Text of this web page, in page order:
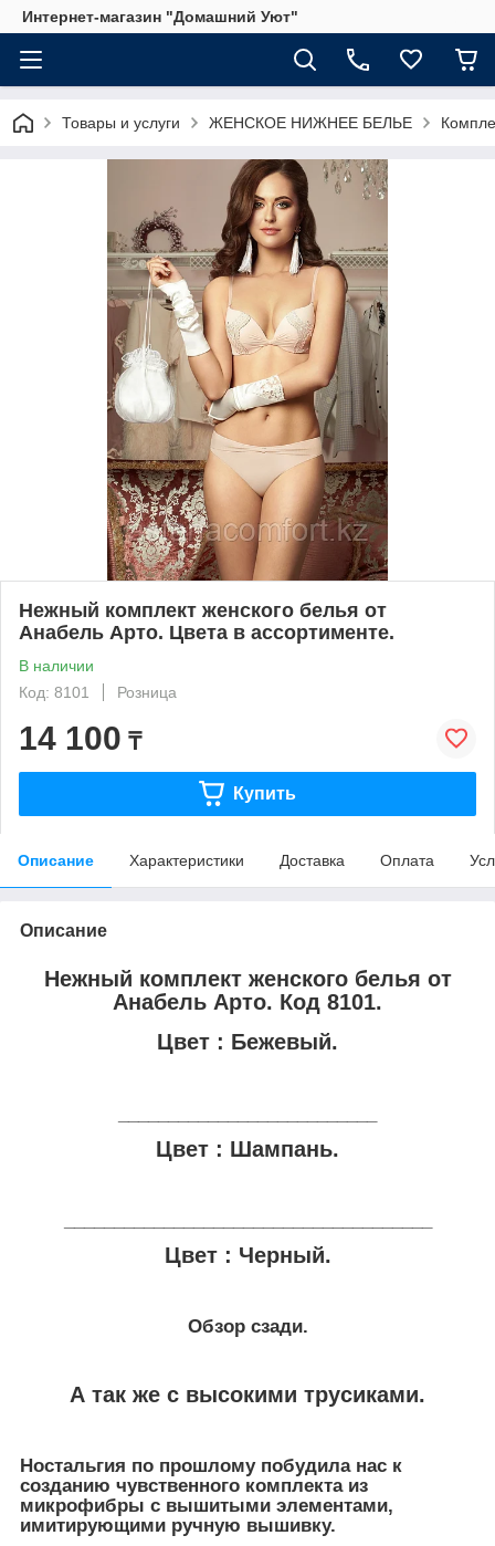
Интернет-магазин "Домашний Уют"
Товары и услуги ЖЕНСКОЕ НИЖНЕЕ БЕЛЬЕ
Нежный комплект женского белья от
Анабель Арто. Цвета в ассортименте.
В наличии
Код: 8101
Розница
14 100 ₸
Купить
Описание Характеристики Доставка Оплата
Описание
Нежный комплект женского белья от
Анабель Арто. Код 8101.
Цвет : Бежевый.
Цвет : Шампань.
Цвет : Черный.
Обзор сзади.
А так же с высокими трусиками.
Ностальгия по прошлому побудила нас к
созданию чувственного комплекта из
микрофибры с вышитыми элементами,
имитирующими ручную вышивку.